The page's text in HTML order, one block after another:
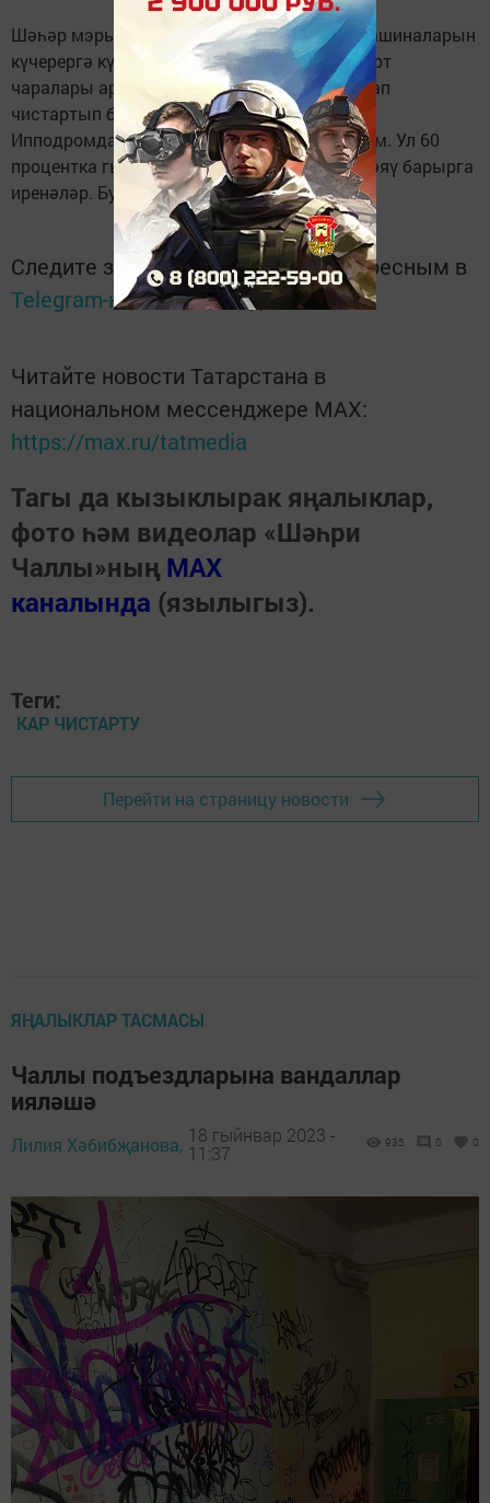
Шәһәр мэры Наил Мәһдиев: «Кешеләрне машиналарын
күчерергә күндерергә кирәк. Чөнки транспорт
чаралары аркасында ишегалларын яхшылап
чистартып булмый. Мин һәр көнне иртән
Ипподромдагы машина кую урынын карыйм. Ул 60
процентка гына тулган. Кешеләр 50 метр җәяү барырга
иренәләр. Бу дөрес түгел», – дип кисәтте.
Следите за самым важным и интересным в
Telegram-каналеТатмедиа
Читайте новости Татарстана в
национальном мессенджере MАХ:
https://max.ru/tatmedia
Тагы да кызыклырак яңалыклар,
фото һәм видеолар «Шәһри
Чаллы»ның MAX
каналында (язылыгыз).
Теги:
КАР ЧИСТАРТУ
Перейти на страницу новости
ЯҢАЛЫКЛАР ТАСМАСЫ
Чаллы подъездларына вандаллар
ияләшә
Лилия Хәбибҗанова, 18 гыйнвар 2023 -
11:37
935 0 0